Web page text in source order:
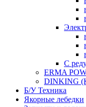
С
ERMA
DINKING
Б/У Техника
Якорные лебедки